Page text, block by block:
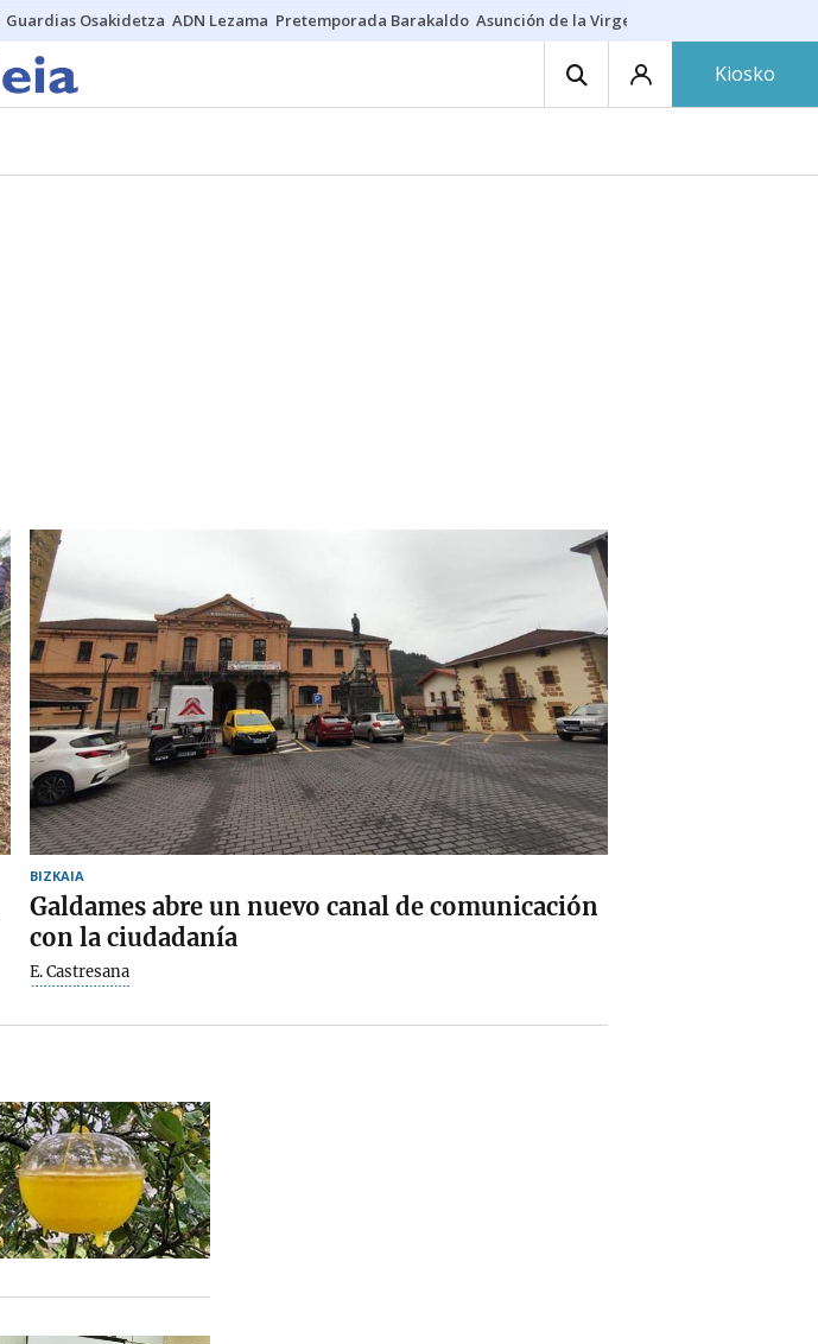
Guardias Osakidetza ADN Lezama Pretemporada Barakaldo Asunción de la Virgen
Kiosko
BIZKAIA
Galdames abre un nuevo canal de comunicación
con la ciudadanía
E. Castresana